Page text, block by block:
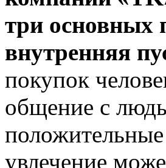
три основных
внутренняя
покупок
общение с
увлечение